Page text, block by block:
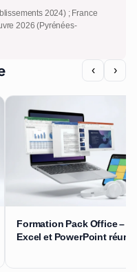
2024) ; France
2026 (Pyrénées-
‹ ›
Formation Pack Office –
Excel et PowerPoint réunis